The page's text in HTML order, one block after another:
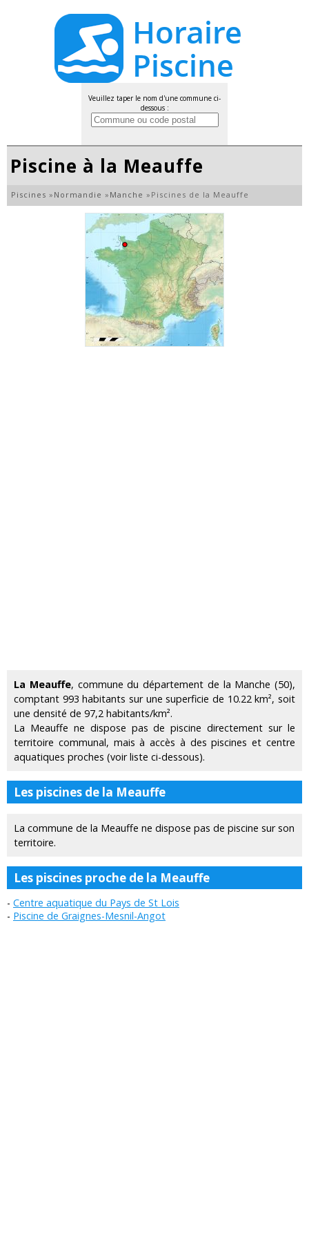
Veuillez taper le nom d'une commune ci-
dessous :
Piscine à la Meauffe
Piscines » Normandie » Manche » Piscines de la Meauffe
La Meauffe, commune du département de la Manche (50),
comptant 993 habitants sur une superficie de 10.22 km², soit
une densité de 97,2 habitants/km².
La Meauffe ne dispose pas de piscine directement sur le
territoire communal, mais à accès à des piscines et centre
aquatiques proches (voir liste ci-dessous).
Les piscines de la Meauffe
La commune de la Meauffe ne dispose pas de piscine sur son
territoire.
Les piscines proche de la Meauffe
Centre aquatique du Pays de St Lois
Piscine de Graignes-Mesnil-Angot